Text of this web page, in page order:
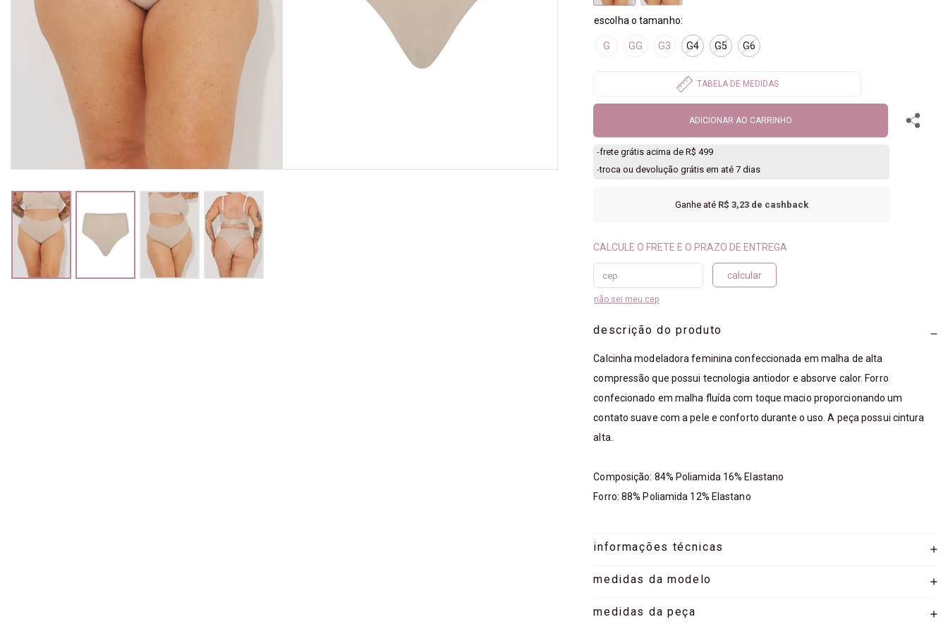
G GG G3 G4 G5 G6
ADICIONAR AO CARRINHO
-frete grátis acima de R$ 499
-troca ou devolução grátis em até 7 dias
Ganhe atéR$ 3,23de cashback
calcular
não sei meu cep
descrição do produto
Calcinha modeladora feminina confeccionada em malha de alta
compressão que possui tecnologia antiodor e absorve calor. Forro
confecionado em malha fluída com toque macio proporcionando um
contato suave com a pele e conforto durante o uso. A peça possui cintura
alta.
Composição: 84% Poliamida 16% Elastano
Forro: 88% Poliamida 12% Elastano
informações técnicas
medidas da modelo
medidas da peça